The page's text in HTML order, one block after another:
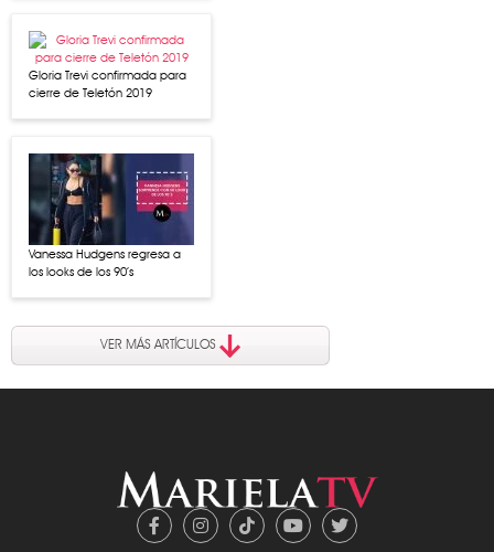
Gloria Trevi confirmada para
cierre de Teletón 2019
Vanessa Hudgens regresa a
los looks de los 90’s
VER MÁS ARTÍCULOS